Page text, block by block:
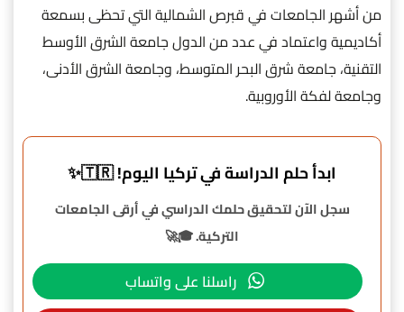
من أشهر الجامعات في قبرص الشمالية التي تحظى بسمعة
أكاديمية واعتماد في عدد من الدول جامعة الشرق الأوسط
التقنية، جامعة شرق البحر المتوسط، وجامعة الشرق الأدنى،
وجامعة لفكة الأوروبية.
ابدأ حلم الدراسة في تركيا اليوم! 🇹🇷✨
سجل الآن لتحقيق حلمك الدراسي في أرقى الجامعات
التركية. 🎓🚀
راسلنا على واتساب